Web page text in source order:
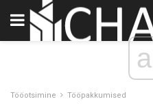
Tööotsimine Tööpakkumised